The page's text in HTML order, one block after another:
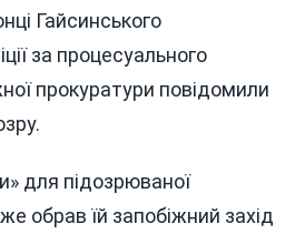
Гайсинського
за процесуального
прокуратури повідомили
для підозрюваної
обрав їй запобіжний захід